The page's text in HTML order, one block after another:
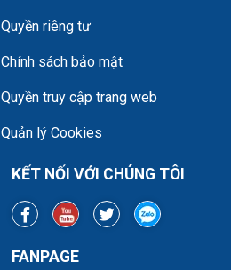
Quyền riêng tư
Chính sách bảo mật
Quyền truy cập trang web
Quản lý Cookies
KẾT NỐI VỚI CHÚNG TÔI
FANPAGE